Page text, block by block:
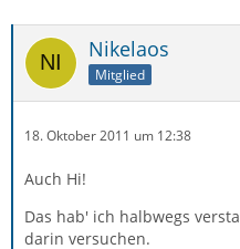
Nikelaos
Mitglied
18. Oktober 2011 um 12:38
Auch Hi!
Das hab' ich halbwegs
darin versuchen.